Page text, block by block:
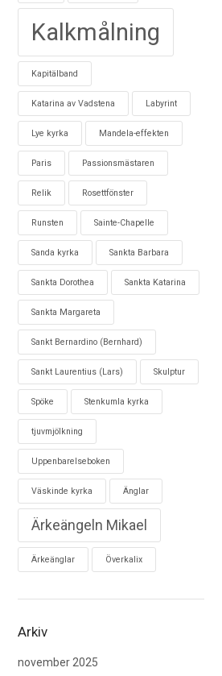
Kalkmålning
Kapitälband
Katarina av Vadstena Labyrint
Lye kyrka Mandela-effekten
Paris Passionsmästaren
Relik Rosettfönster
Runsten Sainte-Chapelle
Sanda kyrka Sankta Barbara
Sankta Dorothea Sankta Katarina
Sankta Margareta
Sankt Bernardino (Bernhard)
Sankt Laurentius (Lars) Skulptur
Spöke Stenkumla kyrka
tjuvmjölkning
Uppenbarelseboken
Väskinde kyrka Änglar
Ärkeängeln Mikael
Ärkeänglar Överkalix
Arkiv
november 2025